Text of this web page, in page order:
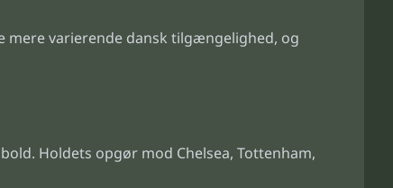
mere varierende dansk tilgængelighed, og
Holdets opgør mod Chelsea, Tottenham,